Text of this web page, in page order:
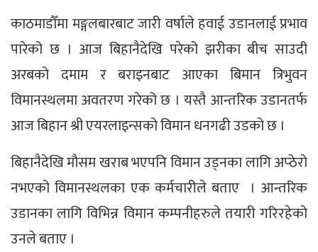
काठमाडौँमा मङ्गलबारबाट जारी वर्षाले हवाई उडानलाई प्रभाव
पारेको छ । आज बिहानैदेखि परेको झरीका बीच साउदी
अरबको दमाम र बराइनबाट आएका बिमान त्रिभुवन
विमानस्थलमा अवतरण गरेको छ । यस्तै आन्तरिक उडानतर्फ
आज बिहान श्री एयरलाइन्सको विमान धनगढी उडको छ ।
बिहानैदेखि मौसम खराब भएपनि विमान उड्नका लागि अप्ठेरो
नभएको विमानस्थलका एक कर्मचारीले बताए । आन्तरिक
उडानका लागि विभिन्न विमान कम्पनीहरुले तयारी गरिरहेको
उनले बताए ।